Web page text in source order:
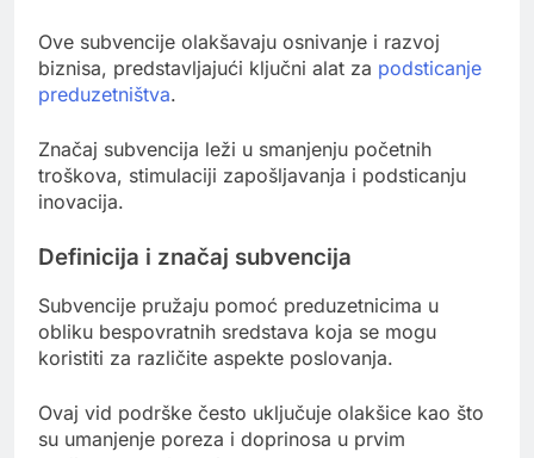
Ove subvencije olakšavaju osnivanje i razvoj
biznisa, predstavljajući ključni alat za podsticanje
preduzetništva.
Značaj subvencija leži u smanjenju početnih
troškova, stimulaciji zapošljavanja i podsticanju
inovacija.
Definicija i značaj subvencija
Subvencije pružaju pomoć preduzetnicima u
obliku bespovratnih sredstava koja se mogu
koristiti za različite aspekte poslovanja.
Ovaj vid podrške često uključuje olakšice kao što
su umanjenje poreza i doprinosa u prvim